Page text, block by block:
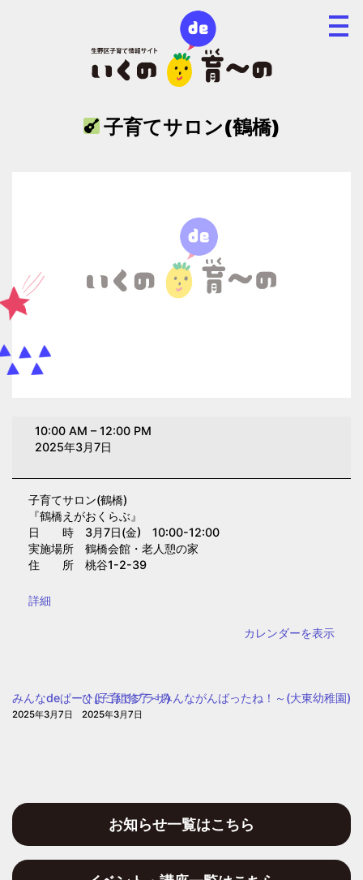
子育てサロン(鶴橋)
10:00 AM –12:00 PM
2025年3月7日
子育てサロン(鶴橋)
『鶴橋えがおくらぶ』
日 時 3月7日(金) 10:00-12:00
実施場所 鶴橋会館・老人憩の家
住 所 桃谷1-2-39
{title}
詳細
カレンダーを表示
みんなdeぱーく(子育てプラザ)
2025年3月7日
ひよこ組修了～みんながんばったね！～(大東幼稚園)
2025年3月7日
お知らせ一覧はこちら